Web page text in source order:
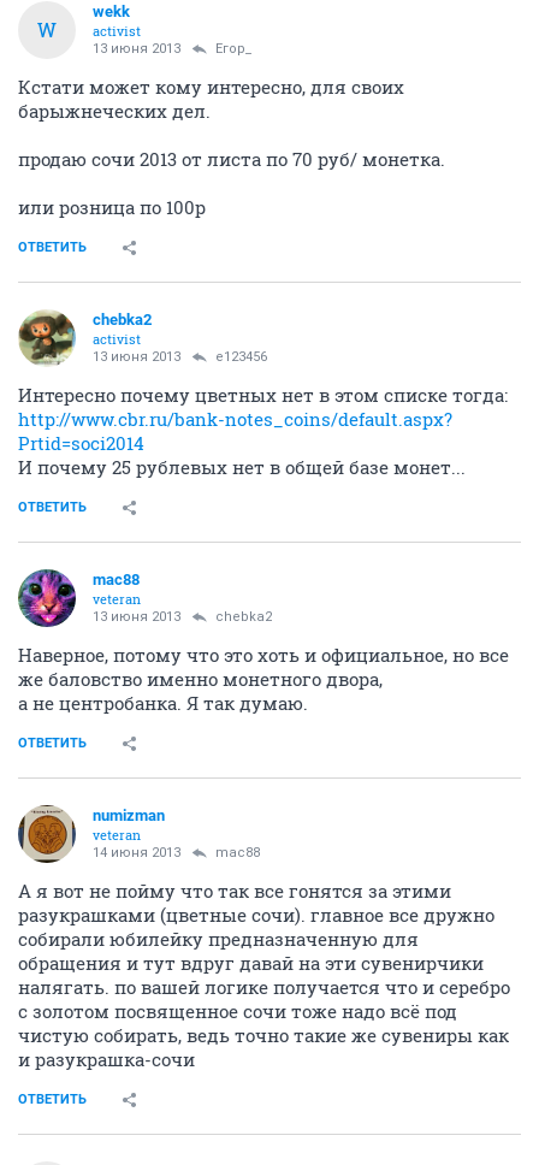
W
wekk
activist
13 июня 2013 Егор_
Кстати может кому интересно, для своих
барыжнеческих дел.
продаю сочи 2013 от листа по 70 руб/ монетка.
или розница по 100р
ОТВЕТИТЬ
chebka2
activist
13 июня 2013 e123456
Интересно почему цветных нет в этом списке тогда:
http://www.cbr.ru/bank-notes_coins/default.aspx?
Prtid=soci2014
И почему 25 рублевых нет в общей базе монет...
ОТВЕТИТЬ
mac88
veteran
13 июня 2013 chebka2
Наверное, потому что это хоть и официальное, но все
же баловство именно монетного двора,
а не центробанка. Я так думаю.
ОТВЕТИТЬ
numizman
veteran
14 июня 2013 mac88
А я вот не пойму что так все гонятся за этими
разукрашками (цветные сочи). главное все дружно
собирали юбилейку предназначенную для
обращения и тут вдруг давай на эти сувенирчики
налягать. по вашей логике получается что и серебро
с золотом посвященное сочи тоже надо всё под
чистую собирать, ведь точно такие же сувениры как
и разукрашка-сочи
ОТВЕТИТЬ